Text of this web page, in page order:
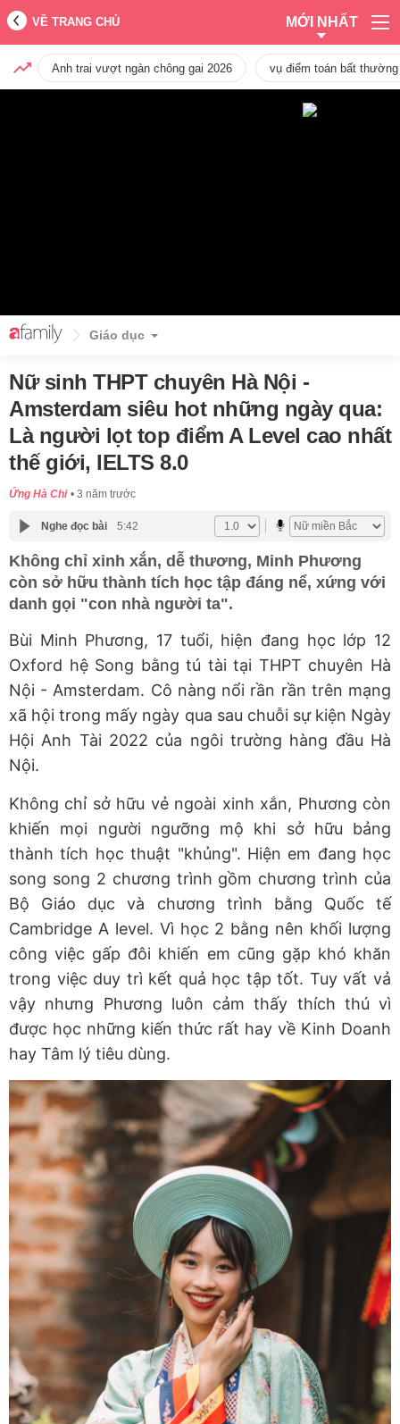
VỀ TRANG CHỦ MỚI NHẤT
Anh trai vượt ngàn chông gai 2026 vụ điểm toán bất
Giáo dục
Nữ sinh THPT chuyên Hà Nội -
Amsterdam siêu hot những ngày qua:
Là người lọt top điểm A Level cao nhất
thế giới, IELTS 8.0
Ứng Hà Chi 3 năm trước
Nghe đọc bài 5:42
Không chỉ xinh xắn, dễ thương, Minh Phương
còn sở hữu thành tích học tập đáng nể, xứng với
danh gọi "con nhà người ta".
Bùi Minh Phương, 17 tuổi, hiện đang học lớp 12
Oxford hệ Song bằng tú tài tại THPT chuyên Hà
Nội - Amsterdam. Cô nàng nổi rần rần trên mạng
xã hội trong mấy ngày qua sau chuỗi sự kiện Ngày
Hội Anh Tài 2022 của ngôi trường hàng đầu Hà
Nội.
Không chỉ sở hữu vẻ ngoài xinh xắn, Phương còn
khiến mọi người ngưỡng mộ khi sở hữu bảng
thành tích học thuật "khủng". Hiện em đang học
song song 2 chương trình gồm chương trình của
Bộ Giáo dục và chương trình bằng Quốc tế
Cambridge A level. Vì học 2 bằng nên khối lượng
công việc gấp đôi khiến em cũng gặp khó khăn
trong việc duy trì kết quả học tập tốt. Tuy vất vả
vậy nhưng Phương luôn cảm thấy thích thú vì
được học những kiến thức rất hay về Kinh Doanh
hay Tâm lý tiêu dùng.